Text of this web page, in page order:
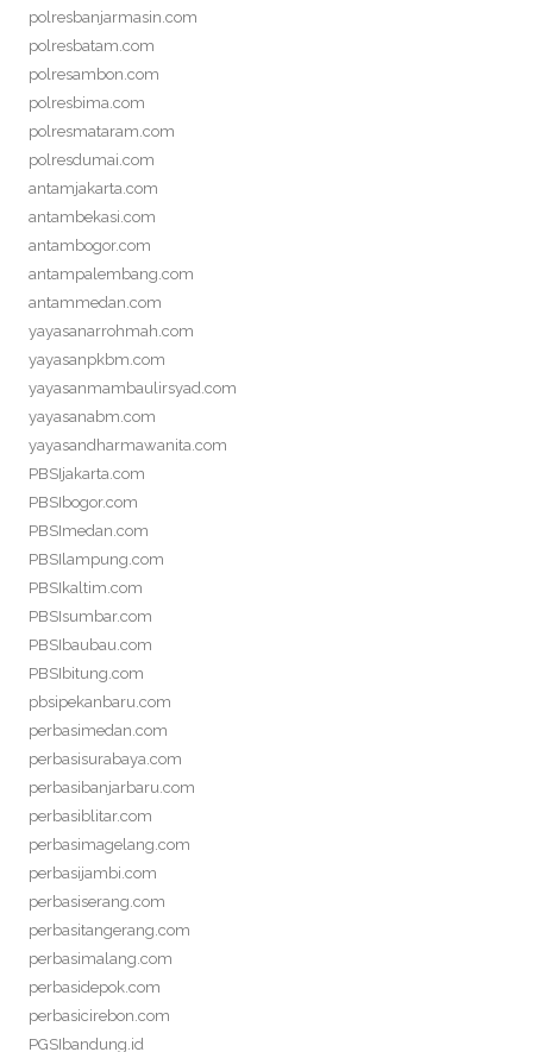
polresbanjarmasin.com
polresbatam.com
polresambon.com
polresbima.com
polresmataram.com
polresdumai.com
antamjakarta.com
antambekasi.com
antambogor.com
antampalembang.com
antammedan.com
yayasanarrohmah.com
yayasanpkbm.com
yayasanmambaulirsyad.com
yayasanabm.com
yayasandharmawanita.com
PBSIjakarta.com
PBSIbogor.com
PBSImedan.com
PBSIlampung.com
PBSIkaltim.com
PBSIsumbar.com
PBSIbaubau.com
PBSIbitung.com
pbsipekanbaru.com
perbasimedan.com
perbasisurabaya.com
perbasibanjarbaru.com
perbasiblitar.com
perbasimagelang.com
perbasijambi.com
perbasiserang.com
perbasitangerang.com
perbasimalang.com
perbasidepok.com
perbasicirebon.com
PGSIbandung.id